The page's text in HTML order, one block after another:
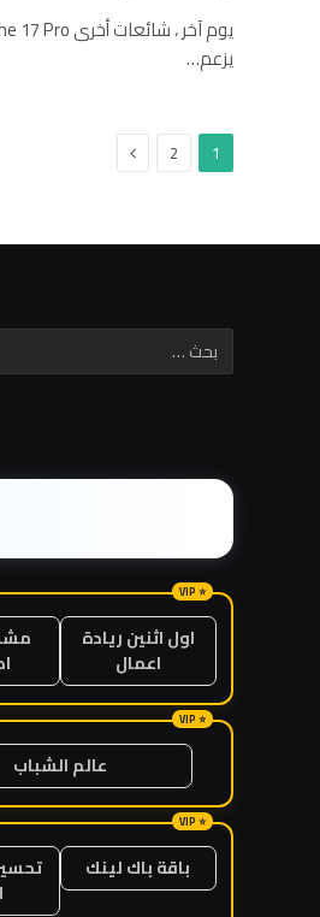
يزعم…
1
2 التالي
اول اثنين ريادة
اعمال
عالم الشباب
باقة باك لينك